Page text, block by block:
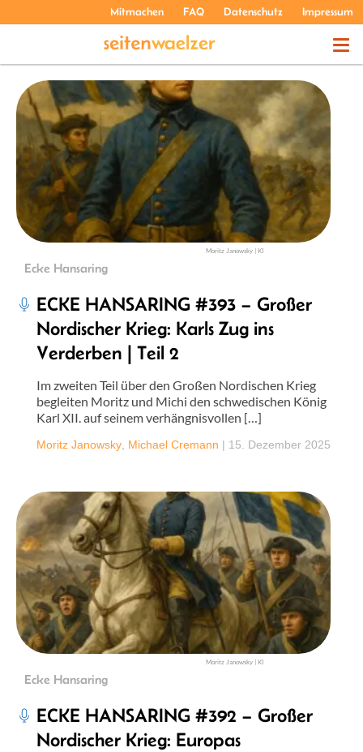
Mitmachen FAQ Datenschutz Impressum
THEMEN
PODCASTS
ÜBER UNS
Moritz Janowsky | KI
Ecke Hansaring
ECKE HANSARING #393 – Großer
Nordischer Krieg: Karls Zug ins
Verderben | Teil 2
Im zweiten Teil über den Großen Nordischen Krieg
begleiten Moritz und Michi den schwedischen König
Karl XII. auf seinem verhängnisvollen […]
Moritz Janowsky Michael Cremann | 15. Dezember 2025
Moritz Janowsky | KI
Ecke Hansaring
ECKE HANSARING #392 – Großer
Nordischer Krieg: Europas